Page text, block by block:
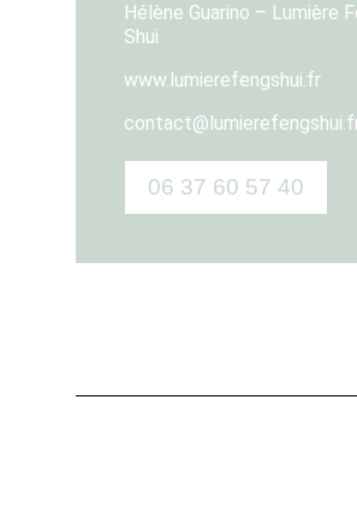
Hélène Guarino – Lumière
Shui
www.lumierefengshui.fr
06 37 60 57 40